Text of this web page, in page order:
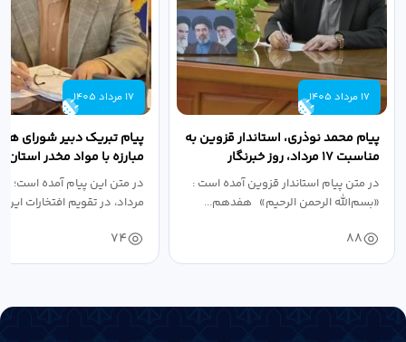
17 مرداد 1405
پیام محمد نوذری، استاندار قزوین به
مناسبت ۱۷ مرداد، روز خبرنگار
در متن پیام استاندار قزوین آمده است :
«بسم‌الله الرحمن الرحیم» هفدهم...
88
17 مرداد 1405
پیام تبریک دبیر شورای
مبارزه با مواد مخدر استان
مناسبت روز خبرنگار...
در متن این پیام آمده
مرداد، در تقویم افتخارات
74